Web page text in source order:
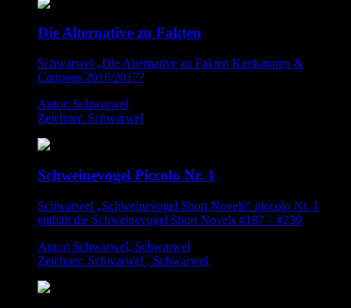
Die Alternative zu Fakten
Schwarwel „Die Alternative zu Fakten Karikaturen &
Cartoons 2016/2017?
Autor: Schwarwel
Zeichner: Schwarwel
Schweinevogel Piccolo Nr. 1
Schwarwel „Schweinevogel Short Novels“ piccolo Nr. 1
enthält die Schweinevogel Short Novels #187 – #239
Autor: Schwarwel, Schwarwel
Zeichner: Schwarwel , Schwarwel